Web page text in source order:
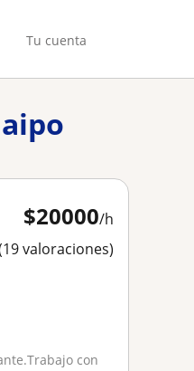
Tu cuenta
$20000/h
valoraciones)
con